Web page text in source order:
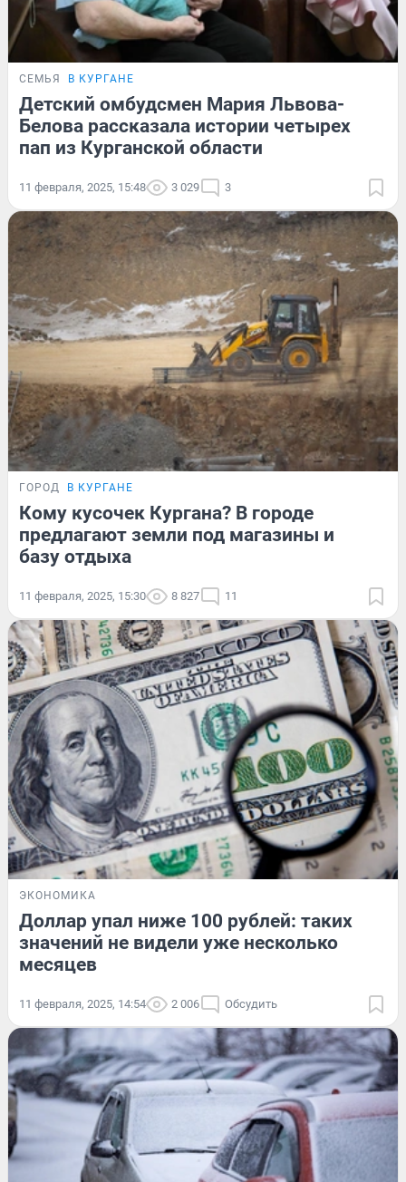
СЕМЬЯ В КУРГАНЕ
Детский омбудсмен Мария Львова-
Белова рассказала истории четырех
пап из Курганской области
11 февраля, 2025, 15:48 3 029 3
ГОРОД В КУРГАНЕ
Кому кусочек Кургана? В городе
предлагают земли под магазины и
базу отдыха
11 февраля, 2025, 15:30 8 827 11
ЭКОНОМИКА
Доллар упал ниже 100 рублей: таких
значений не видели уже несколько
месяцев
11 февраля, 2025, 14:54 2 006 Обсудить